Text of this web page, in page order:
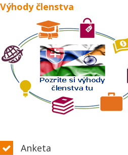
Výhody členstva
Anketa